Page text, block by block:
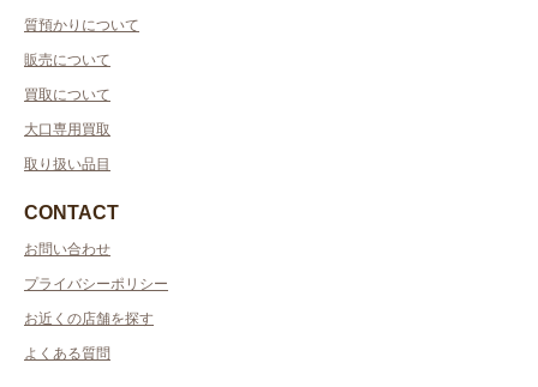
質預かりについて
販売について
買取について
大口専用買取
取り扱い品目
CONTACT
お問い合わせ
プライバシーポリシー
お近くの店舗を探す
よくある質問